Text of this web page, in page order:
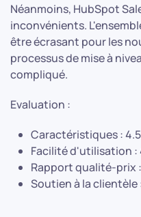
Néanmoins, HubSpot
inconvénients.
être écrasant pour les
processus de mise à
compliqué.
Evaluation :
Caractéristiques :
Facilité d'utilisation :
Rapport qualité-prix
Soutien à la clientèle